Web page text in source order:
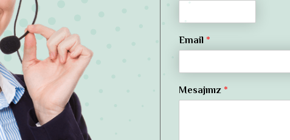
Email *
Mesajınız *